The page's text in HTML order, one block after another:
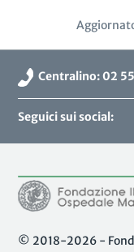
Centralino: 02
Seguici sui social:
© 2018-2026 -